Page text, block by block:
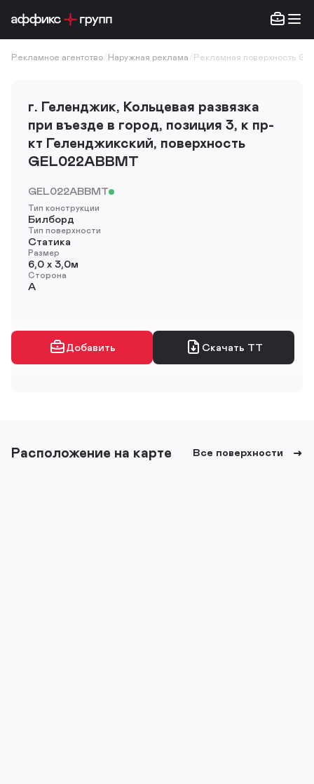
Рекламное агентство Наружная реклама Рекламная поверхность
г. Геленджик, Кольцевая развязка
при въезде в город, позиция 3, к пр-
кт Геленджикский, поверхность
GEL022ABBMT
GEL022ABBMT
Тип конструкции
Билборд
Тип поверхности
Статика
Размер
6,0 х 3,0м
Сторона
A
Добавить Скачать ТТ
Расположение на карте Все поверхности